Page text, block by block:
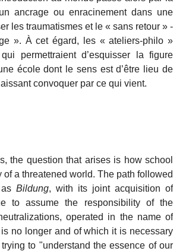
ancrage ou enracinement dans une
les traumatismes et le « sans retour » -
». À cet égard, les « ateliers-philo »
permettraient d’esquisser la figure
école dont le sens est d’être lieu de
convoquer par ce qui vient.
the question that arises is how school
a threatened world. The path followed
Bildung, with its joint acquisition of
to assume the responsibility of the
operated in the name of
no longer and of which it is necessary
to "understand the essence of our